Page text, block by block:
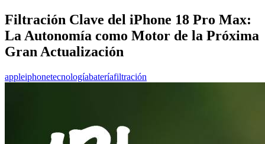
Filtración Clave del iPhone 18 Pro Max:
La Autonomía como Motor de la Próxima
Gran Actualización
appleiphonetecnologíabateríafiltración